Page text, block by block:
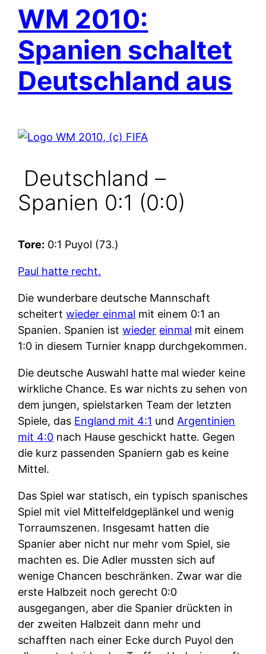
WM 2010:
Spanien schaltet
Deutschland aus
Deutschland –
Spanien 0:1 (0:0)
Tore: 0:1 Puyol (73.)
Paul hatte recht.
Die wunderbare deutsche Mannschaft
scheitertwieder einmal mit einem 0:1 an
Spanien. Spanien istwieder einmal mit einem
1:0 in diesem Turnier knapp durchgekommen.
Die deutsche Auswahl hatte mal wieder keine
wirkliche Chance. Es war nichts zu sehen von
dem jungen, spielstarken Team der letzten
Spiele, das England mit 4:1 und Argentinien
mit 4:0 nach Hause geschickt hatte. Gegen
die kurz passenden Spaniern gab es keine
Mittel.
Das Spiel war statisch, ein typisch spanisches
Spiel mit viel Mittelfeldgeplänkel und wenig
Torraumszenen. Insgesamt hatten die
Spanier aber nicht nur mehr vom Spiel, sie
machten es. Die Adler mussten sich auf
wenige Chancen beschränken. Zwar war die
erste Halbzeit noch gerecht 0:0
ausgegangen, aber die Spanier drückten in
der zweiten Halbzeit dann mehr und
schafften nach einer Ecke durch Puyol den